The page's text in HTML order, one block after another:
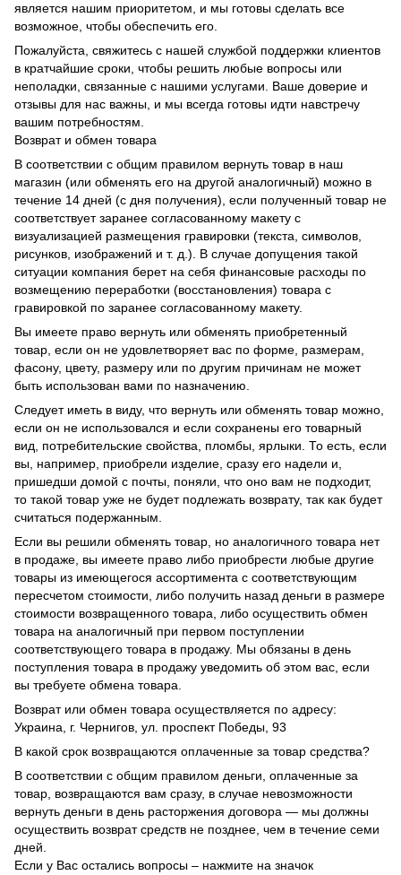
является нашим приоритетом, и мы готовы сделать все
возможное, чтобы обеспечить его.
Пожалуйста, свяжитесь с нашей службой поддержки клиентов
в кратчайшие сроки, чтобы решить любые вопросы или
неполадки, связанные с нашими услугами. Ваше доверие и
отзывы для нас важны, и мы всегда готовы идти навстречу
вашим потребностям.
Возврат и обмен товара
В соответствии с общим правилом вернуть товар в наш
магазин (или обменять его на другой аналогичный) можно в
течение 14 дней (с дня получения), если полученный товар не
соответствует заранее согласованному макету с
визуализацией размещения гравировки (текста, символов,
рисунков, изображений и т. д.). В случае допущения такой
ситуации компания берет на себя финансовые расходы по
возмещению переработки (восстановления) товара с
гравировкой по заранее согласованному макету.
Вы имеете право вернуть или обменять приобретенный
товар, если он не удовлетворяет вас по форме, размерам,
фасону, цвету, размеру или по другим причинам не может
быть использован вами по назначению.
Следует иметь в виду, что вернуть или обменять товар можно,
если он не использовался и если сохранены его товарный
вид, потребительские свойства, пломбы, ярлыки. То есть, если
вы, например, приобрели изделие, сразу его надели и,
пришедши домой с почты, поняли, что оно вам не подходит,
то такой товар уже не будет подлежать возврату, так как будет
считаться подержанным.
Если вы решили обменять товар, но аналогичного товара нет
в продаже, вы имеете право либо приобрести любые другие
товары из имеющегося ассортимента с соответствующим
пересчетом стоимости, либо получить назад деньги в размере
стоимости возвращенного товара, либо осуществить обмен
товара на аналогичный при первом поступлении
соответствующего товара в продажу. Мы обязаны в день
поступления товара в продажу уведомить об этом вас, если
вы требуете обмена товара.
Возврат или обмен товара осуществляется по адресу:
Украина, г. Чернигов, ул. проспект Победы, 93
В какой срок возвращаются оплаченные за товар средства?
В соответствии с общим правилом деньги, оплаченные за
товар, возвращаются вам сразу, в случае невозможности
вернуть деньги в день расторжения договора — мы должны
осуществить возврат средств не позднее, чем в течение семи
дней.
Если у Вас остались вопросы – нажмите на значок